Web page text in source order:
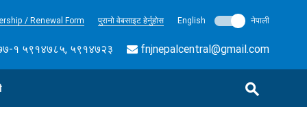
/ Renewal Form पुरानो वेबसाइट हेर्नुहोस English नेपाली
१ ५९१४७८५, ५९१४७२३ fnjnepalcentral@gmail.com